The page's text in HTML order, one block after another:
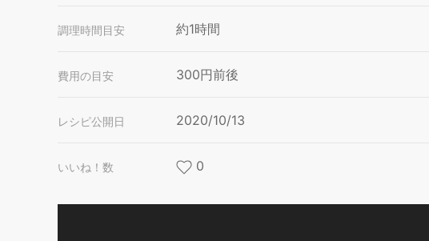
調理時間目安 約1時間
費用の目安 300円前後
レシピ公開日 2020/10/13
いいね！数 0